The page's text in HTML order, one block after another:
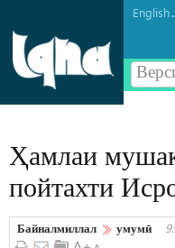
English.
Ҳамлаи
пойтахти
Байналмиллал умумӣ